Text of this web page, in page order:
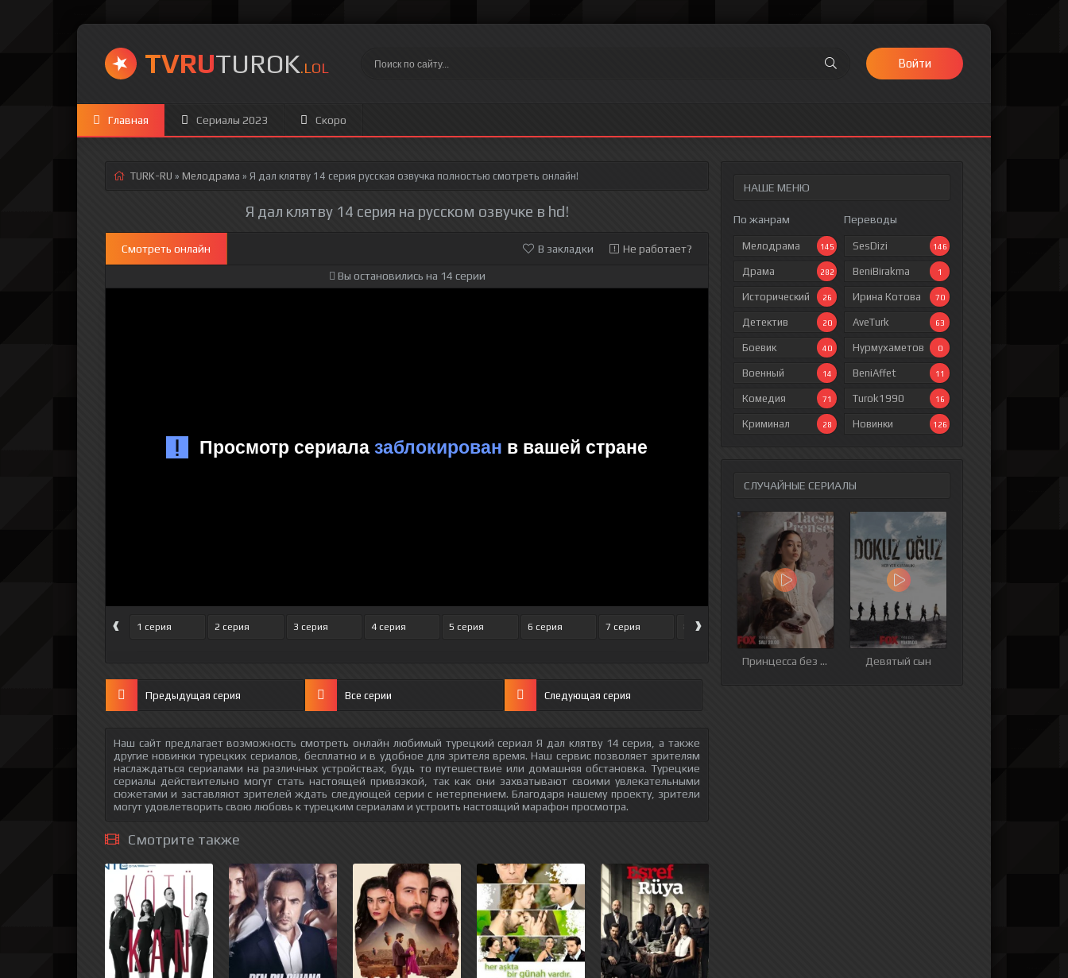
TVRUTUROK.LOL Войти
Главная Сериалы 2023 Скоро
НАШЕ МЕНЮ
По жанрам
Мелодрама 145
Драма 282
Исторический 26
Детектив 20
Боевик 40
Военный 14
Комедия 71
Криминал 28
Переводы
SesDizi 146
BeniBirakma 1
Ирина Котова 70
AveTurk 63
Нурмухаметов 0
BeniAffet 11
Turok1990 16
Новинки 126
СЛУЧАЙНЫЕ СЕРИАЛЫ
Принцесса без короны Девятый сын
TURK-RU » Мелодрама » Я дал клятву 14 серия русская озвучка полностью смотреть онлайн!
Я дал клятву 14 серия на русском озвучке в hd!
Смотреть онлайн В закладки Не работает?
Вы остановились на 14 серии
‹ 1 серия 2 серия 3 серия 4 серия 5 серия 6 серия 7 серия 8 серия 9 серия 10 серия 11 серия
›
Предыдущая серия Все серии Следующая серия
Наш сайт предлагает возможность смотреть онлайн любимый турецкий сериал Я дал клятву 14 серия, а также
другие новинки турецких сериалов, бесплатно и в удобное для зрителя время. Наш сервис позволяет зрителям
наслаждаться сериалами на различных устройствах, будь то путешествие или домашняя обстановка. Турецкие
сериалы действительно могут стать настоящей привязкой, так как они захватывают своими увлекательными
сюжетами и заставляют зрителей ждать следующей серии с нетерпением. Благодаря нашему проекту, зрители
могут удовлетворить свою любовь к турецким сериалам и устроить настоящий марафон просмотра.
Смотрите также